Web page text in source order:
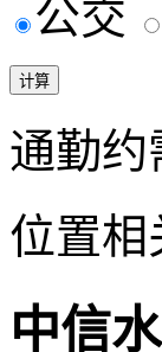
公交
通勤约
位置相
中信